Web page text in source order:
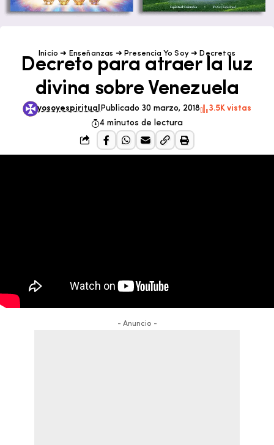
Inicio ➜ Enseñanzas ➜ Presencia Yo Soy➜ Decretos
Decreto para atraer la luz
divina sobre Venezuela
yosoyespiritual Publicado 30 marzo, 2018
3.5K vistas
4 minutos de lectura
- Anuncio -